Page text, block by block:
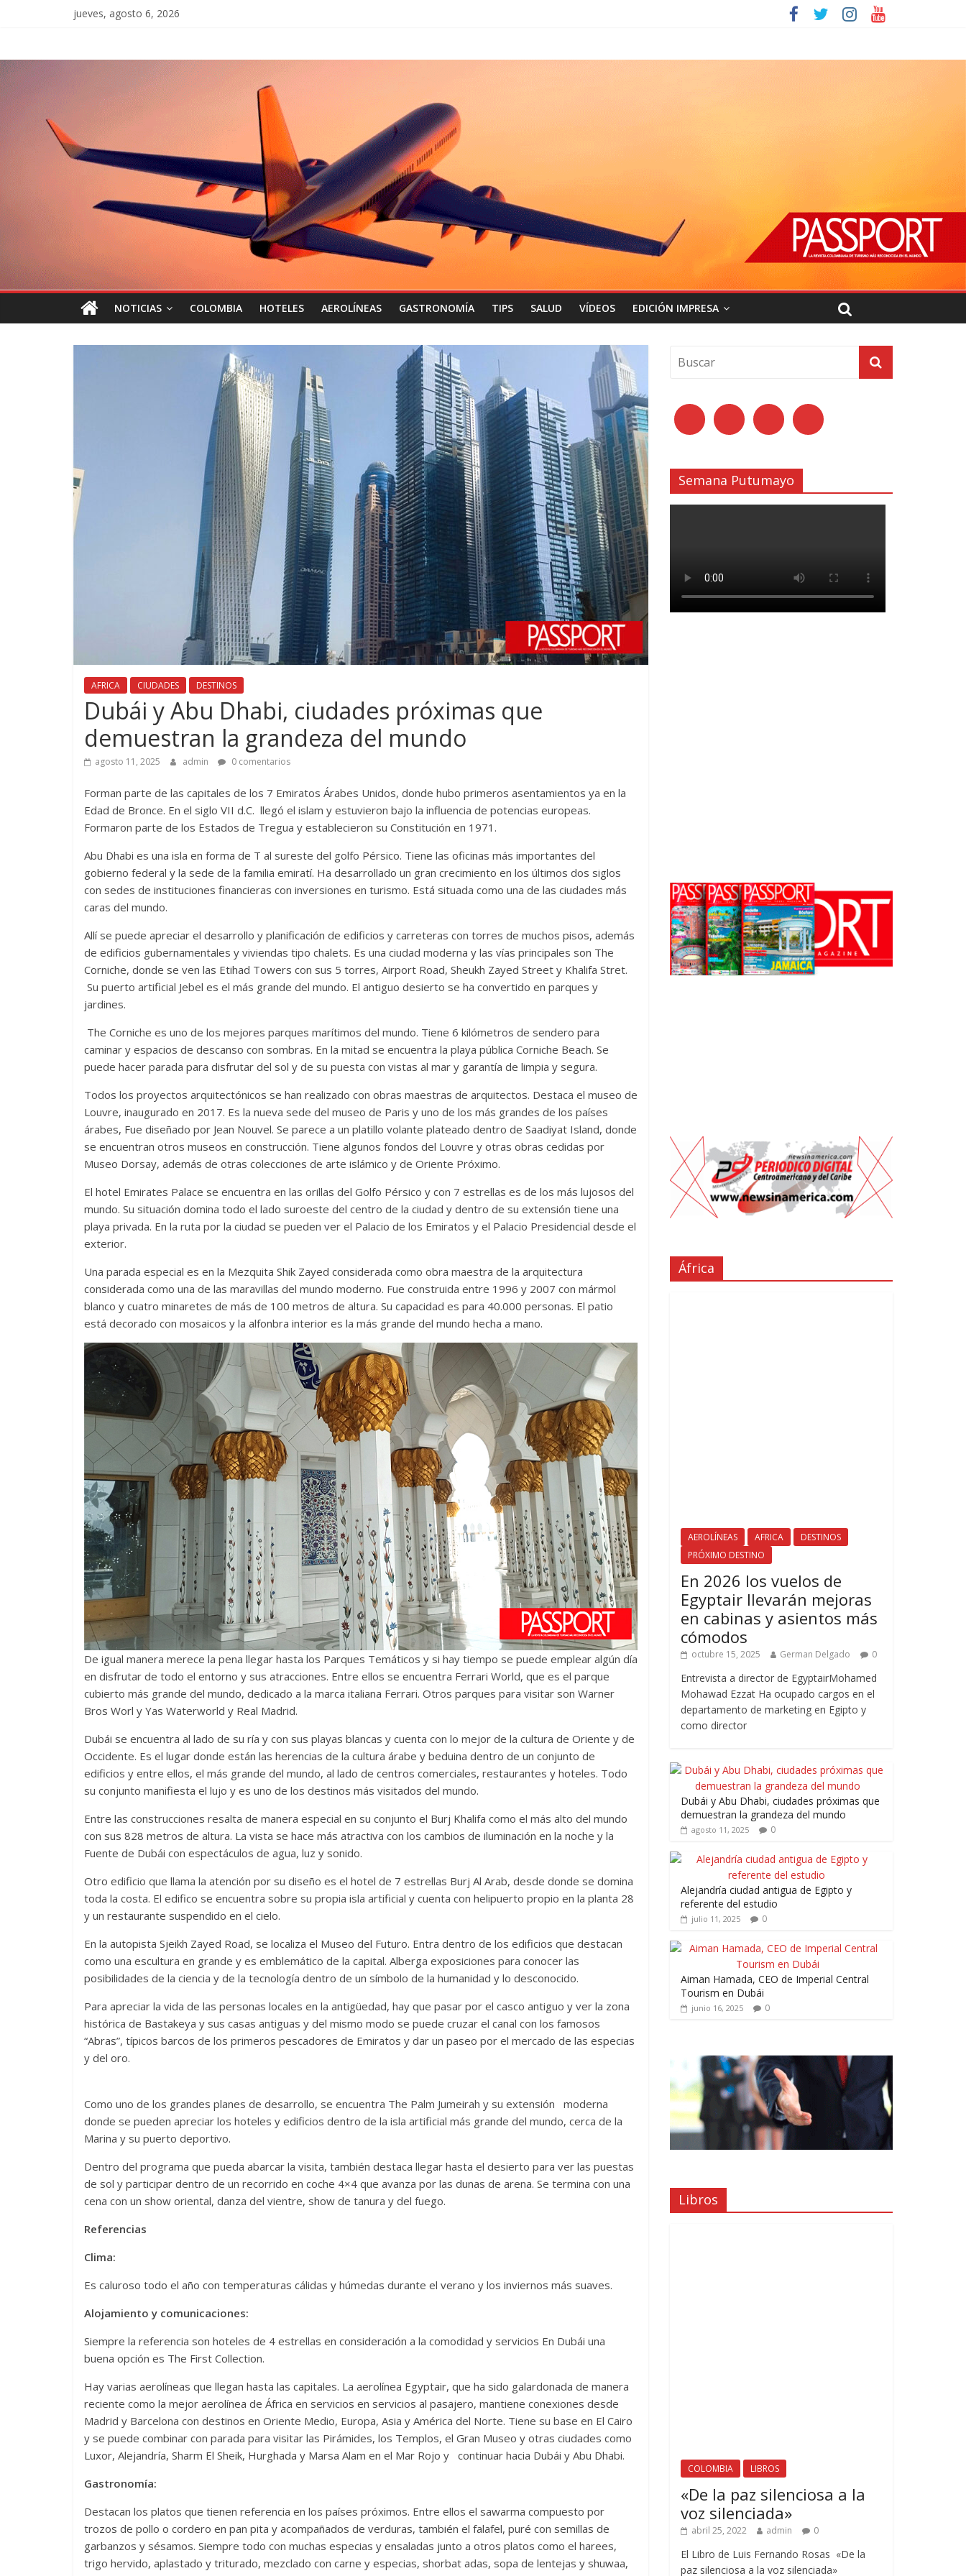
jueves, agosto 6, 2026
NOTICIAS COLOMBIA HOTELES AEROLÍNEAS GASTRONOMÍA TIPS SALUD VÍDEOS EDICIÓN IMPRESA
AFRICA CIUDADES DESTINOS
Dubái y Abu Dhabi, ciudades próximas que
demuestran la grandeza del mundo
agosto 11, 2025 admin 0 comentarios
Forman parte de las capitales de los 7 Emiratos Árabes Unidos, donde hubo primeros asentamientos ya en la
Edad de Bronce. En el siglo VII d.C. llegó el islam y estuvieron bajo la influencia de potencias europeas.
Formaron parte de los Estados de Tregua y establecieron su Constitución en 1971.
Abu Dhabi es una isla en forma de T al sureste del golfo Pérsico. Tiene las oficinas más importantes del
gobierno federal y la sede de la familia emiratí. Ha desarrollado un gran crecimiento en los últimos dos siglos
con sedes de instituciones financieras con inversiones en turismo. Está situada como una de las ciudades más
caras del mundo.
Allí se puede apreciar el desarrollo y planificación de edificios y carreteras con torres de muchos pisos, además
de edificios gubernamentales y viviendas tipo chalets. Es una ciudad moderna y las vías principales son The
Corniche, donde se ven las Etihad Towers con sus 5 torres, Airport Road, Sheukh Zayed Street y Khalifa Stret.
Su puerto artificial Jebel es el más grande del mundo. El antiguo desierto se ha convertido en parques y
jardines.
The Corniche es uno de los mejores parques marítimos del mundo. Tiene 6 kilómetros de sendero para
caminar y espacios de descanso con sombras. En la mitad se encuentra la playa pública Corniche Beach. Se
puede hacer parada para disfrutar del sol y de su puesta con vistas al mar y garantía de limpia y segura.
Todos los proyectos arquitectónicos se han realizado con obras maestras de arquitectos. Destaca el museo de
Louvre, inaugurado en 2017. Es la nueva sede del museo de Paris y uno de los más grandes de los países
árabes, Fue diseñado por Jean Nouvel. Se parece a un platillo volante plateado dentro de Saadiyat Island, donde
se encuentran otros museos en construcción. Tiene algunos fondos del Louvre y otras obras cedidas por
Museo Dorsay, además de otras colecciones de arte islámico y de Oriente Próximo.
El hotel Emirates Palace se encuentra en las orillas del Golfo Pérsico y con 7 estrellas es de los más lujosos del
mundo. Su situación domina todo el lado suroeste del centro de la ciudad y dentro de su extensión tiene una
playa privada. En la ruta por la ciudad se pueden ver el Palacio de los Emiratos y el Palacio Presidencial desde el
exterior.
Una parada especial es en la Mezquita Shik Zayed considerada como obra maestra de la arquitectura
considerada como una de las maravillas del mundo moderno. Fue construida entre 1996 y 2007 con mármol
blanco y cuatro minaretes de más de 100 metros de altura. Su capacidad es para 40.000 personas. El patio
está decorado con mosaicos y la alfonbra interior es la más grande del mundo hecha a mano.
De igual manera merece la pena llegar hasta los Parques Temáticos y si hay tiempo se puede emplear algún día
en disfrutar de todo el entorno y sus atracciones. Entre ellos se encuentra Ferrari World, que es el parque
cubierto más grande del mundo, dedicado a la marca italiana Ferrari. Otros parques para visitar son Warner
Bros Worl y Yas Waterworld y Real Madrid.
Dubái se encuentra al lado de su ría y con sus playas blancas y cuenta con lo mejor de la cultura de Oriente y de
Occidente. Es el lugar donde están las herencias de la cultura árabe y beduina dentro de un conjunto de
edificios y entre ellos, el más grande del mundo, al lado de centros comerciales, restaurantes y hoteles. Todo
su conjunto manifiesta el lujo y es uno de los destinos más visitados del mundo.
Entre las construcciones resalta de manera especial en su conjunto el Burj Khalifa como el más alto del mundo
con sus 828 metros de altura. La vista se hace más atractiva con los cambios de iluminación en la noche y la
Fuente de Dubái con espectáculos de agua, luz y sonido.
Otro edificio que llama la atención por su diseño es el hotel de 7 estrellas Burj Al Arab, desde donde se domina
toda la costa. El edifico se encuentra sobre su propia isla artificial y cuenta con helipuerto propio en la planta 28
y un restaurante suspendido en el cielo.
En la autopista Sjeikh Zayed Road, se localiza el Museo del Futuro. Entra dentro de los edificios que destacan
como una escultura en grande y es emblemático de la capital. Alberga exposiciones para conocer las
posibilidades de la ciencia y de la tecnología dentro de un símbolo de la humanidad y lo desconocido.
Para apreciar la vida de las personas locales en la antigüedad, hay que pasar por el casco antiguo y ver la zona
histórica de Bastakeya y sus casas antiguas y del mismo modo se puede cruzar el canal con los famosos
“Abras”, típicos barcos de los primeros pescadores de Emiratos y dar un paseo por el mercado de las especias
y del oro.
Como uno de los grandes planes de desarrollo, se encuentra The Palm Jumeirah y su extensión moderna
donde se pueden apreciar los hoteles y edificios dentro de la isla artificial más grande del mundo, cerca de la
Marina y su puerto deportivo.
Dentro del programa que pueda abarcar la visita, también destaca llegar hasta el desierto para ver las puestas
de sol y participar dentro de un recorrido en coche 4×4 que avanza por las dunas de arena. Se termina con una
cena con un show oriental, danza del vientre, show de tanura y del fuego.
Referencias
Clima:
Es caluroso todo el año con temperaturas cálidas y húmedas durante el verano y los inviernos más suaves.
Alojamiento y comunicaciones:
Siempre la referencia son hoteles de 4 estrellas en consideración a la comodidad y servicios En Dubái una
buena opción es The First Collection.
Hay varias aerolíneas que llegan hasta las capitales. La aerolínea Egyptair, que ha sido galardonada de manera
reciente como la mejor aerolínea de África en servicios en servicios al pasajero, mantiene conexiones desde
Madrid y Barcelona con destinos en Oriente Medio, Europa, Asia y América del Norte. Tiene su base en El Cairo
y se puede combinar con parada para visitar las Pirámides, los Templos, el Gran Museo y otras ciudades como
Luxor, Alejandría, Sharm El Sheik, Hurghada y Marsa Alam en el Mar Rojo y continuar hacia Dubái y Abu Dhabi.
Gastronomía:
Destacan los platos que tienen referencia en los países próximos. Entre ellos el sawarma compuesto por
trozos de pollo o cordero en pan pita y acompañados de verduras, también el falafel, puré con semillas de
garbanzos y sésamos. Siempre todo con muchas especias y ensaladas junto a otros platos como el harees,
trigo hervido, aplastado y triturado, mezclado con carne y especias, shorbat adas, sopa de lentejas y shuwaa,
Semana Putumayo
África
AEROLÍNEAS AFRICA
DESTINOS
PRÓXIMO DESTINO
En 2026 los vuelos de
Egyptair llevarán mejoras
en cabinas y asientos más
cómodos
octubre 15, 2025 German Delgado 0
Entrevista a director de EgyptairMohamed
Mohawad Ezzat Ha ocupado cargos en el
departamento de marketing en Egipto y
como director
Dubái y Abu Dhabi, ciudades próximas que
demuestran la grandeza del mundo
agosto 11, 2025 0
Alejandría ciudad antigua de Egipto y
referente del estudio
julio 11, 2025 0
Aiman Hamada, CEO de Imperial Central
Tourism en Dubái
junio 16, 2025 0
Libros
COLOMBIA LIBROS
«De la paz silenciosa a la
voz silenciada»
abril 25, 2022 admin 0
El Libro de Luis Fernando Rosas «De la
paz silenciosa a la voz silenciada»